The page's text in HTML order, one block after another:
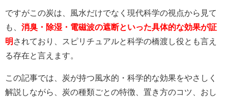
ですがこの炭は、風水だけでなく現代科学の視点から見て
も、 消臭・除湿・電磁波の遮断といった具体的な効果が証
明 されており、スピリチュアルと科学の橋渡し役とも言え
る存在と言えます。
この記事では、炭が持つ風水的・科学的な効果をやさしく
解説しながら、炭の種類ごとの特徴、置き方のコツ、おし